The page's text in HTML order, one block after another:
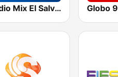
Radio Mix El Salvador Globo